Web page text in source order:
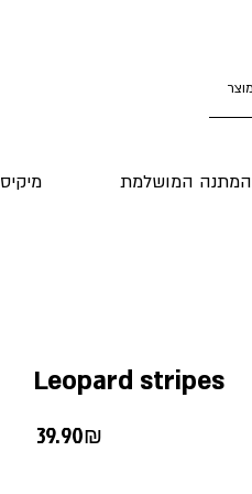
מיקיס המתנה המושלמת
Leopard stripes
‏39.90 ‏₪